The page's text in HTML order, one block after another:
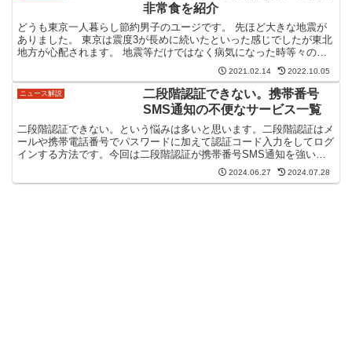
非常食を紹介
どうも東京一人暮らし節約男子のユージです。 先ほど大きな地震が
ありました。 東京は震度3が長めに続いたといった感じでしたが東北
地方が心配されます。 地震等だけではなく病気になった時等々のた
めにもそこそこ食料は備蓄してるつもりです。 今回は東...
2021.02.14 2022.10.05
ニュース解説
二段階認証できない。携帯番号
SMS通知の不便なサービス一覧
二段階認証できない。という悩みは多いと思います。二段階認証はメ
ールや携帯電話番号でパスワードに加えて認証コード入力をしてログ
インする方法です。今回は二段階認証が携帯番号SMS通知を強いて
くる不便なサービスを調べてみました。二段階認証できない...
2024.06.27 2024.07.28